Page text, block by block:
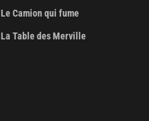
Le Camion qui fume
La Table des Merville